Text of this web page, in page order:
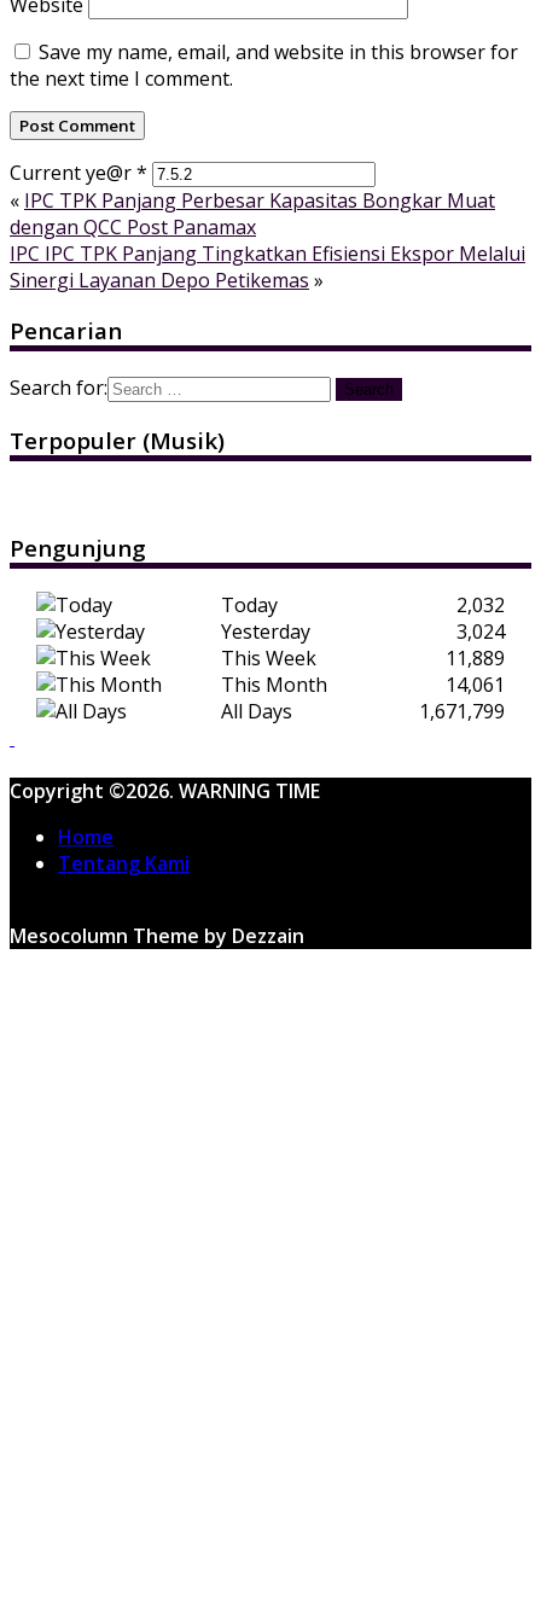
Save my name, email, and website in this browser for
the next time I comment.
Current ye@r*
« IPC TPK Panjang Perbesar Kapasitas Bongkar Muat
dengan QCC Post Panamax
IPC IPC TPK Panjang Tingkatkan Efisiensi Ekspor Melalui
Sinergi Layanan Depo Petikemas »
Pencarian
Search for:
Terpopuler (Musik)
Pengunjung
Today
2,032
Yesterday
3,024
This Week
11,889
This Month
14,061
All Days
1,671,799
Copyright ©2026. WARNING TIME
Home
Tentang Kami
Mesocolumn Theme by Dezzain